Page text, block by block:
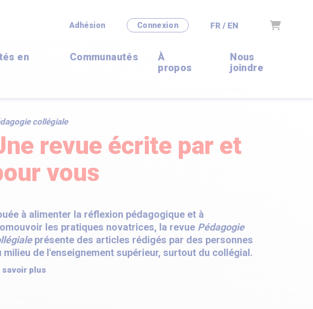
Adhésion Connexion FR / EN Panier
en
Communautés
À
propos
Nous
joindre
collégiale
revue écrite par et
vous
à alimenter la réflexion pédagogique et à
les pratiques novatrices, la revue Pédagogie
présente des articles rédigés par des personnes
milieu de l'enseignement supérieur, surtout du collégial.
savoir plus